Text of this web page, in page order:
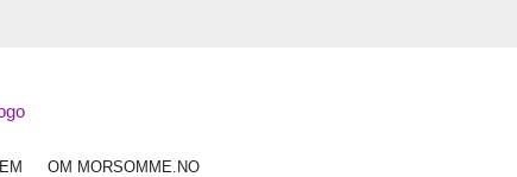
OM MORSOMME.NO